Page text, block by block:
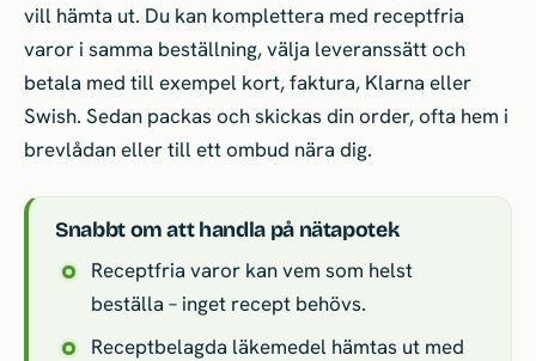
vill hämta ut. Du kan komplettera med receptfria
varor i samma beställning, välja leveranssätt och
betala med till exempel kort, faktura, Klarna eller
Swish. Sedan packas och skickas din order, ofta hem i
brevlådan eller till ett ombud nära dig.
Snabbt om att handla på nätapotek
Receptfria varor kan vem som helst
beställa – inget recept behövs.
Receptbelagda läkemedel hämtas ut med